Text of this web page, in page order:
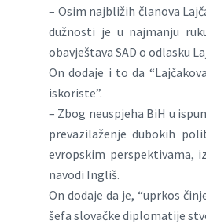
– Osim najbližih članova
dužnosti je u najmanju
obavještava SAD o odlasku
On dodaje i to da
iskoriste”.
– Zbog neuspjeha BiH u
prevazilaženje dubokih
evropskim perspektivama,
navodi Ingliš.
On dodaje da je, “uprkos
šefa slovačke diplomatije